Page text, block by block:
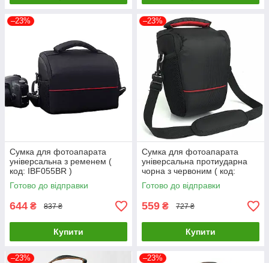
–23%
Сумка для фотоапарата
універсальна з ременем (
код: IBF055BR )
Готово до відправки
644 ₴ 837 ₴
Купити
–23%
Сумка для фотоапарата
універсальна протиударна
чорна з червоним ( код:
IBF060BR )
Готово до відправки
559 ₴ 727 ₴
Купити
–23% –23%